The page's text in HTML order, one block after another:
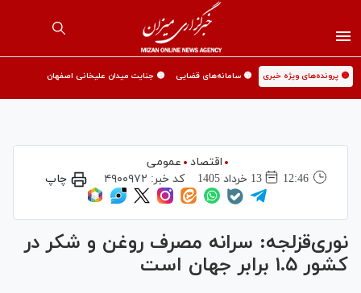
🟡 پرونده‌های ویژه خبری 🟡 سامانه‌های قضایی 🟡 جنایت میدان علیخانی اصفهان
اقتصاد
عمومی
12:46
13 خرداد 1405 کد خبر: ۴۹۰۰۹۷۲ چاپ
نوری‌قزلجه: سرانه مصرف روغن و شکر در
کشور ۱.۵ برابر جهان است